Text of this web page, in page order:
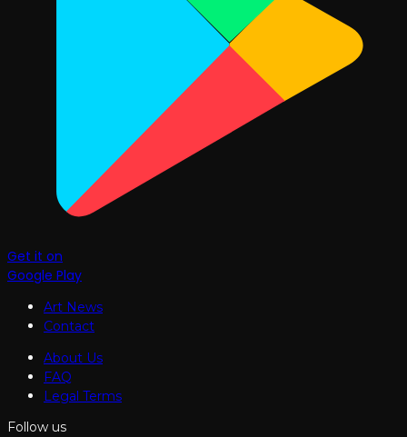
Get it on
Google Play
Art News
Contact
About Us
FAQ
Legal Terms
Follow us